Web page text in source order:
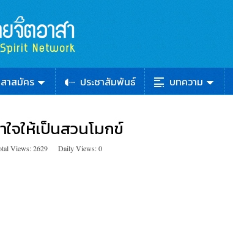
าสมัคร ประชาสัมพันธ์ บทความ
จให้เป็นสวนโมกข์
Views: 2629 Daily Views: 0